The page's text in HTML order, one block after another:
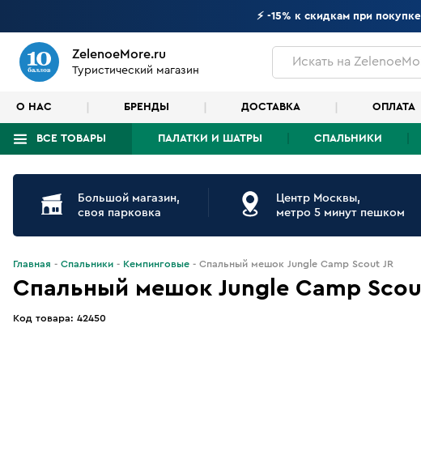
⚡ -15% к скидкам при
ZelenoeMore.ru
Туристический магазин
Искатьна
О НАС БРЕНДЫ ДОСТАВКА ОПЛАТА
ВСЕ ТОВАРЫ ПАЛАТКИ И ШАТРЫ СПАЛЬНИКИ
Что будем искать?
Большой магазин,
своя парковка
Центр Москвы,
метро 5 минут пешком
Главная Спальники Кемпинговые Спальный мешок Jungle Camp Scout JR
Спальный мешок Jungle Camp
Код товара: 42450